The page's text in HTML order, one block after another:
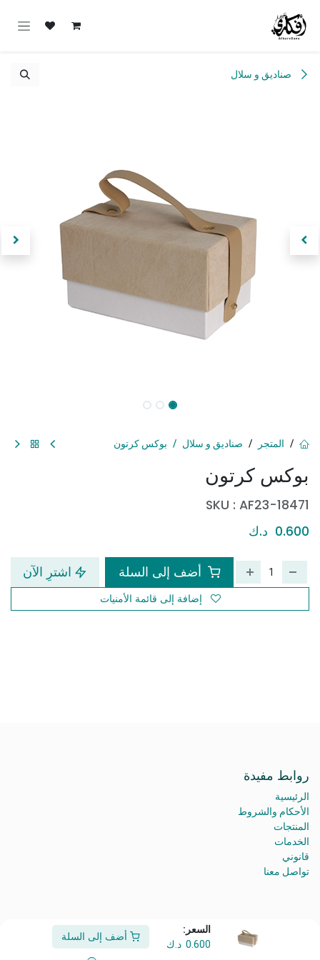
السعر:
0.600 د.ك
أضف إلى السلة
صناديق و سلال
بوكس كرتون
SKU : AF23-18471
0.600 د.ك
أضف إلى السلة اشترِ الآن
إضافة إلى قائمة الأمنيات
المتجر صناديق و سلال بوكس كرتون
روابط مفيدة
الرئيسية
الأحكام والشروط
المنتجات
الخدمات
قانوني
تواصل معنا